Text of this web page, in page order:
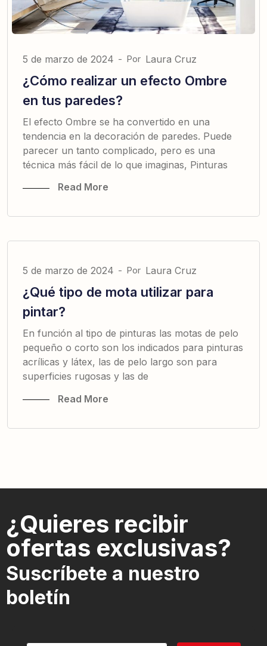
5 de marzo de 2024 - Por Laura Cruz
¿Cómo realizar un efecto Ombre
en tus paredes?
El efecto Ombre se ha convertido en una
tendencia en la decoración de paredes. Puede
parecer un tanto complicado, pero es una
técnica más fácil de lo que imaginas, Pinturas
Read More
5 de marzo de 2024 - Por Laura Cruz
¿Qué tipo de mota utilizar para
pintar?
En función al tipo de pinturas las motas de pelo
pequeño o corto son los indicados para pinturas
acrílicas y látex, las de pelo largo son para
superficies rugosas y las de
Read More
¿Quieres recibir
ofertas exclusivas?
Suscríbete a nuestro
boletín